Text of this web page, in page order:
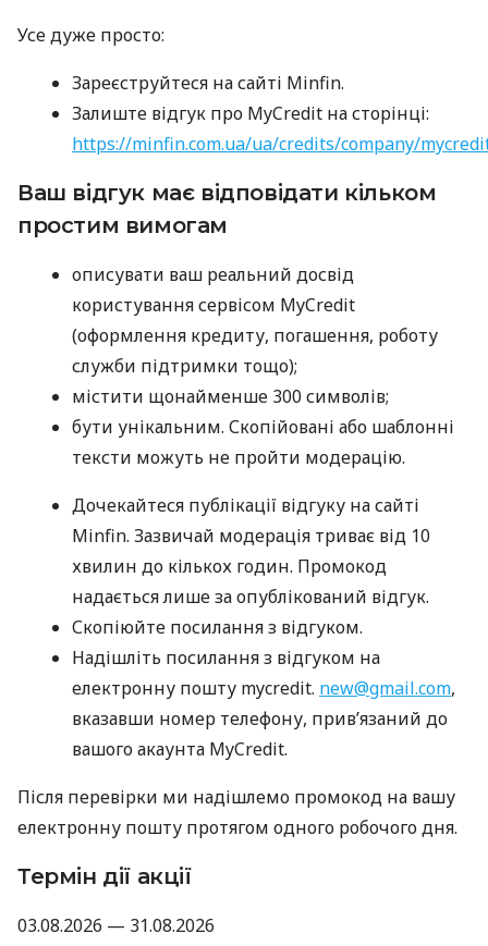
Усе дуже просто:
Зареєструйтеся на сайті Minfin.
Залиште відгук про MyCredit на сторінці:
https://minfin.com.ua/ua/credits/company/
Ваш відгук має відповідати кільком
простим вимогам
описувати ваш реальний досвід
користування сервісом MyCredit
(оформлення кредиту, погашення, роботу
служби підтримки тощо);
містити щонайменше 300 символів;
бути унікальним. Скопійовані або шаблонні
тексти можуть не пройти модерацію.
Дочекайтеся публікації відгуку на сайті
Minfin. Зазвичай модерація триває від 10
хвилин до кількох годин. Промокод
надається лише за опублікований відгук.
Скопіюйте посилання з відгуком.
Надішліть посилання з відгуком на
електронну пошту mycredit. new@gmail.com,
вказавши номер телефону, прив’язаний до
вашого акаунта MyCredit.
Після перевірки ми надішлемо промокод на вашу
електронну пошту протягом одного робочого дня.
Термін дії акції
03.08.2026 — 31.08.2026